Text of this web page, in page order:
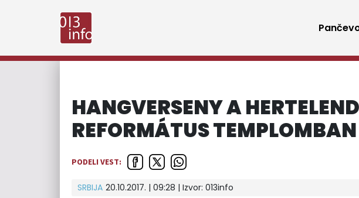
HANGVERSENY A
REFORMÁTUS TEMPLOMBAN
PODELI VEST:
SRBIJA 20.10.2017. | 09:28 | Izvor: 013info